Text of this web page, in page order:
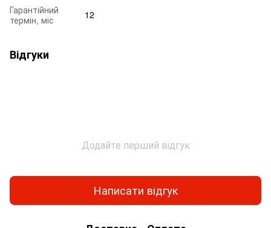
Гарантійний
термін, міс
12
Відгуки
Додайте перший відгук
Написати відгук